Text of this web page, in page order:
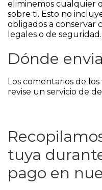
eliminemos cualquier
sobre ti. Esto no
obligados a conservar
legales o de seguridad.
Dónde
Los comentarios de
revise un servicio de
tuya
pago en